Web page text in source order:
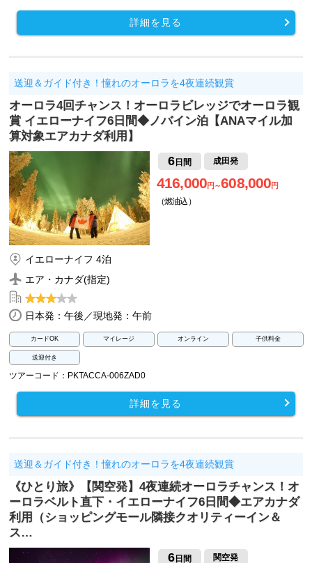
詳細を見る
送迎＆ガイド付き！憧れのオーロラを4夜連続観賞
オーロラ4回チャンス！オーロラビレッジでオーロラ観
賞 イエローナイフ6日間◆ノバイン泊【ANAマイル加
算対象エアカナダ利用】
6日間 成田発
416,000円～608,000円
（燃油込）
イエローナイフ 4泊
エア・カナダ(指定)
日本発：午後／現地発：午前
カードOK マイレージ オンライン 子供料金
送迎付き
ツアーコード：PKTACCA-006ZAD0
詳細を見る
送迎＆ガイド付き！憧れのオーロラを4夜連続観賞
《ひとり旅》【関空発】4夜連続オーロラチャンス！オ
ーロラベルト直下・イエローナイフ6日間◆エアカナダ
利用（ショッピングモール隣接クオリティーイン＆
ス…
6日間 関空発